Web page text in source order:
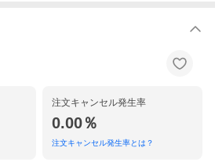
注文キャンセル発生率
0.00％
注文キャンセル発生率とは？